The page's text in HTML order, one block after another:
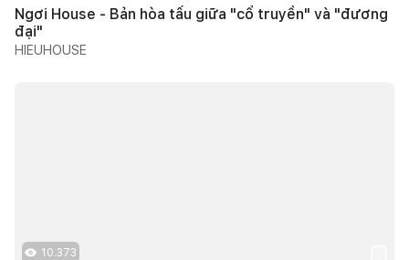
Ngơi House - Bản hòa tấu giữa "cổ truyền" và "đương
đại"
HIEUHOUSE
10.373